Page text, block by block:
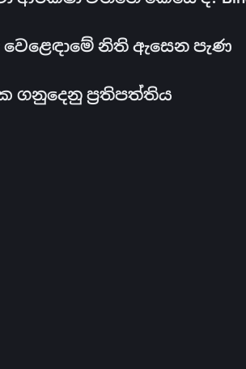
වෙළෙඳාමේ නිති ඇසෙන පැණ
ගනුදෙනු ප්‍රතිපත්තිය